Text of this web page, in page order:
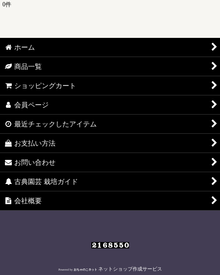
並び順:
0件
ホーム
商品一覧
ショッピングカート
会員ページ
最近チェックしたアイテム
お支払い方法
お問い合わせ
古典園芸 栽培ガイド
会社概要
Powered by おちゃのこネット ネットショップ作成サービス